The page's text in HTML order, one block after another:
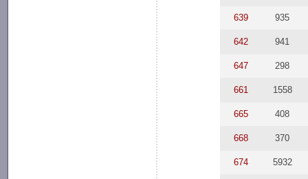
639 935
642 941
647 298
661 1558
665 408
668 370
674 5932